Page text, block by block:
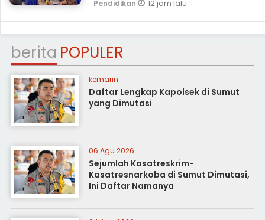
Pendidikan 12 jam lalu
berita POPULER
kemarin
Daftar Lengkap Kapolsek di Sumut
yang Dimutasi
06 Agu 2026
Sejumlah Kasatreskrim-
Kasatresnarkoba di Sumut Dimutasi,
Ini Daftar Namanya